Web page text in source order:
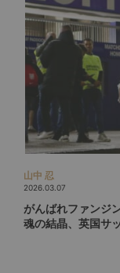
山中 忍
2026.03.07
がんばれファンジ
魂の結晶、英国サ